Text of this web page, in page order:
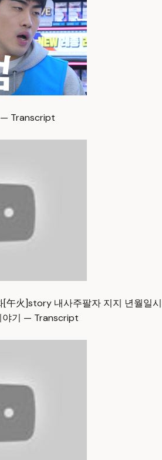
— Transcript
午火]story 내사주팔자 지지 년월일시
야기 — Transcript